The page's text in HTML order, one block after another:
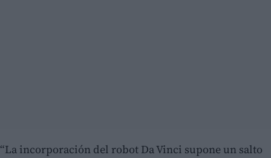
“La incorporación del robot Da Vinci supone un salto